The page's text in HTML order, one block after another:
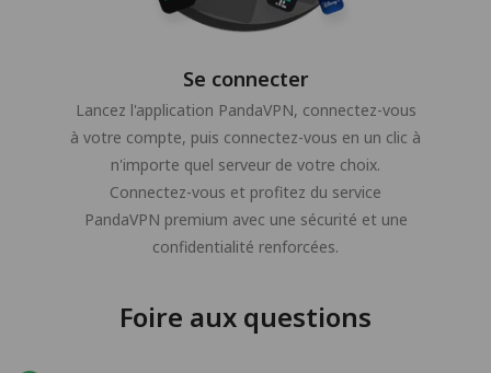
Se connecter
Lancez l'application PandaVPN, connectez-vous
à votre compte, puis connectez-vous en un clic à
n'importe quel serveur de votre choix.
Connectez-vous et profitez du service
PandaVPN premium avec une sécurité et une
confidentialité renforcées.
Foire aux questions